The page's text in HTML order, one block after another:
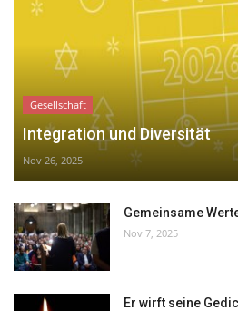
Gesellschaft
Integration und Diversität
Nov 26, 2025
Gemeinsame
Nov 7, 2025
Er wirft seine